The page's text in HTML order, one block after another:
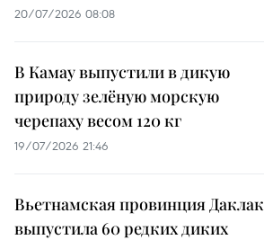
20/07/2026 08:08
В Камау выпустили в дикую
природу зелёную морскую
черепаху весом 120 кг
19/07/2026 21:46
Вьетнамская провинция Даклак
выпустила 60 редких диких